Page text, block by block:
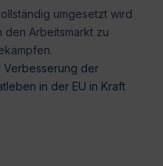
umgesetzt wird
den Arbeitsmarkt zu
Verbesserung der
in der EU in Kraft